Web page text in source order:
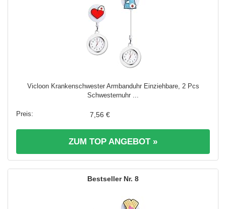
Vicloon Krankenschwester Armbanduhr Einziehbare, 2 Pcs
Schwesternuhr ...
7,56 €
ZUM TOP ANGEBOT »
8